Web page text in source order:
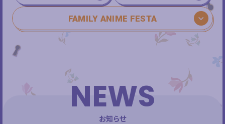
FAMILY ANIME FESTA
NEWS
お知らせ